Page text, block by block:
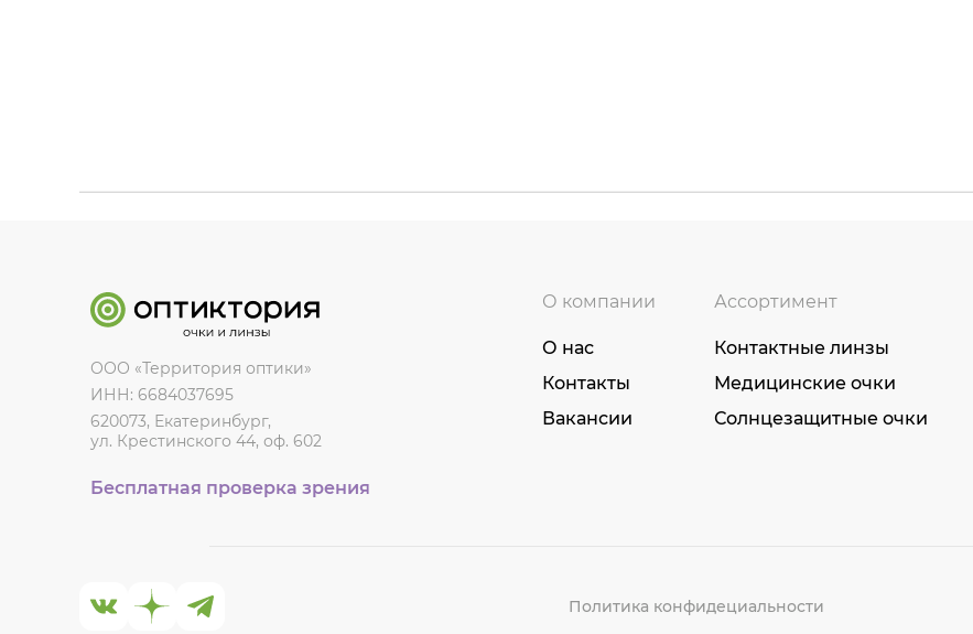
ООО «Территория оптики»
ИНН: 6684037695
620073, Екатеринбург,
ул. Крестинского 44, оф. 602
Бесплатная проверка зрения
О компании
О нас
Контакты
Вакансии
Ассортимент
Контактные линзы
Медицинские очки
Солнцезащитные очки
Политика конфидециальности